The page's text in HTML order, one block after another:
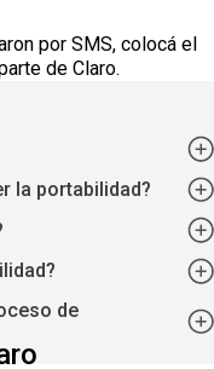
por SMS, colocá el
de Claro.
la portabilidad?
de